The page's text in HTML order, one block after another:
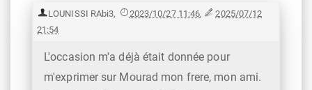
LOUNISSI RAbi3, 2023/10/27 11:46,
2025/07/12
21:54
L'occasion m'a déjà était donnée pour
m'exprimer sur Mourad mon frere, mon ami.